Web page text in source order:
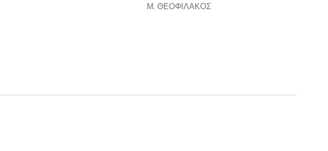
Μ. ΘΕΟΦΙΛΑΚΟΣ